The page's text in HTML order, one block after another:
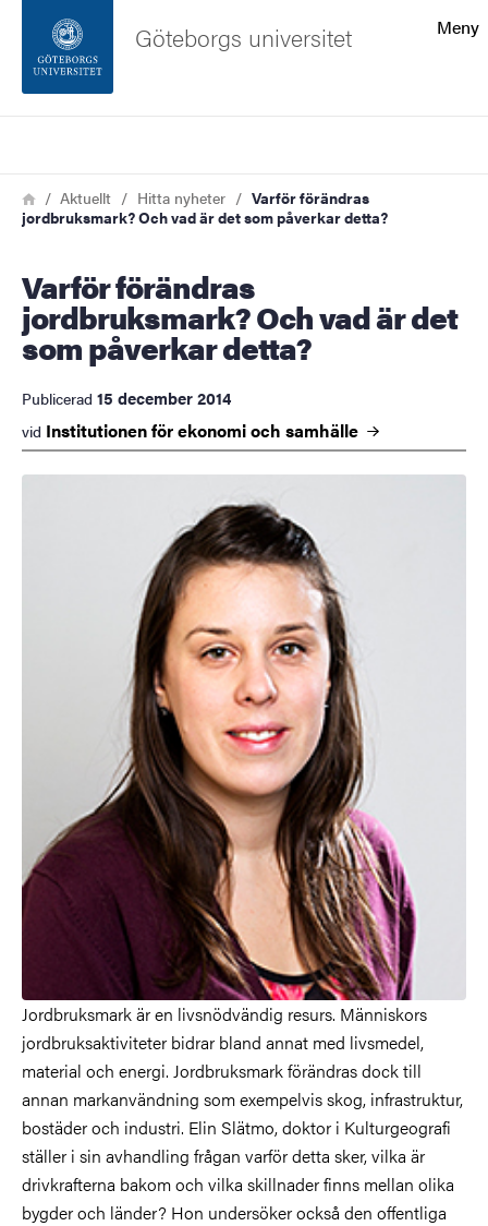
Sidfoten
Om webbplatsen
Meny
Göteborgs universitet
Länkstig
HemAktuellt Hitta nyheter
Varför förändras
jordbruksmark? Och vad är det som påverkar detta?
Varför förändras
jordbruksmark? Och vad är det
som påverkar detta?
Publicerad 15 december 2014
vid Institutionen för ekonomi och samhälle
Jordbruksmark är en livsnödvändig resurs. Människors
jordbruksaktiviteter bidrar bland annat med livsmedel,
material och energi. Jordbruksmark förändras dock till
annan markanvändning som exempelvis skog, infrastruktur,
bostäder och industri. Elin Slätmo, doktor i Kulturgeografi
ställer i sin avhandling frågan varför detta sker, vilka är
drivkrafterna bakom och vilka skillnader finns mellan olika
bygder och länder? Hon undersöker också den offentliga